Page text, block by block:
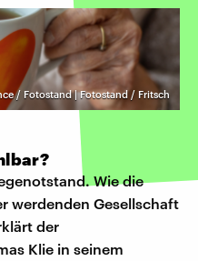
/ Fotostand | Fotostand / Fritsch
Wie die
werdenden Gesellschaft
der
Klie in seinem